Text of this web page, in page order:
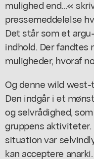
mulighed end...«
pressemeddelelse
Det står som et
indhold. Der fandtes
muligheder, hvoraf
Og denne wild
Den indgår i et
og selvrådighed,
gruppens
situation var
kan acceptere